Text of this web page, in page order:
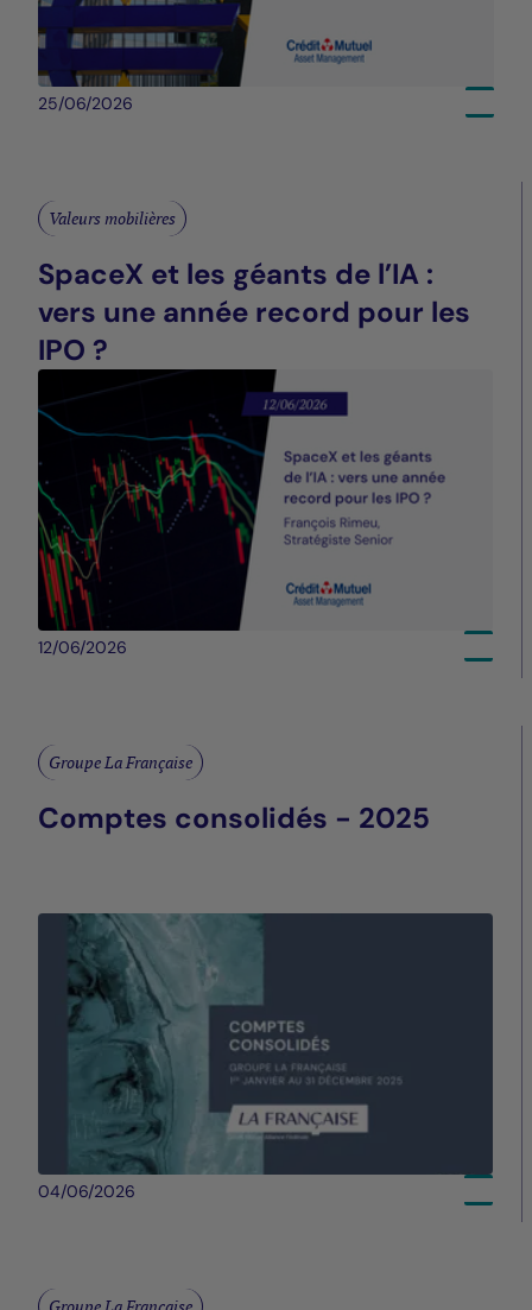
25/06/2026
Valeurs mobilières
SpaceX et les géants de l’IA :
vers une année record pour les
IPO ?
12/06/2026
Groupe La Française
Comptes consolidés - 2025
04/06/2026